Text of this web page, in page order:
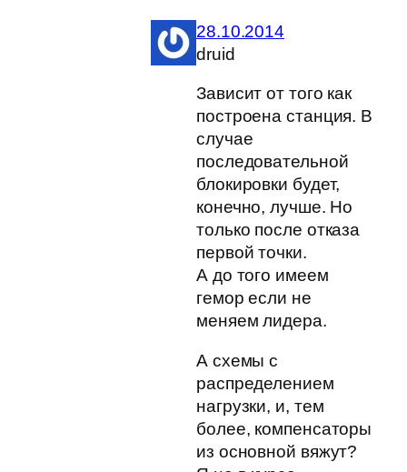
28.10.2014
druid
Зависит от того как
построена станция. В
случае
последовательной
блокировки будет,
конечно, лучше. Но
только после отказа
первой точки.
А до того имеем
гемор если не
меняем лидера.
А схемы с
распределением
нагрузки, и, тем
более, компенсаторы
из основной вяжут?